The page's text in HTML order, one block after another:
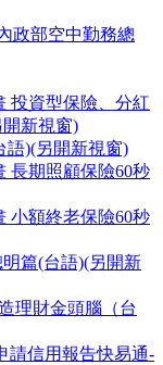
政部空中勤務總
投資型保險、分紅
新視窗)
語)(另開新視窗)
長期照顧保險60秒
小額終老保險60秒
篇(台語)(另開新
理財金頭腦（台
請信用報告快易通-